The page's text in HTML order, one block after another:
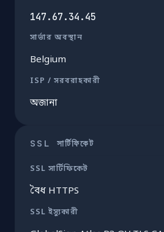
147.67.34.45
সার্ভার অবস্থান
Belgium
ISP / সরবরাহকারী
অজানা
SSL সার্টিফিকেট
SSL সার্টিফিকেট
বৈধ HTTPS
SSL ইস্যুকারী